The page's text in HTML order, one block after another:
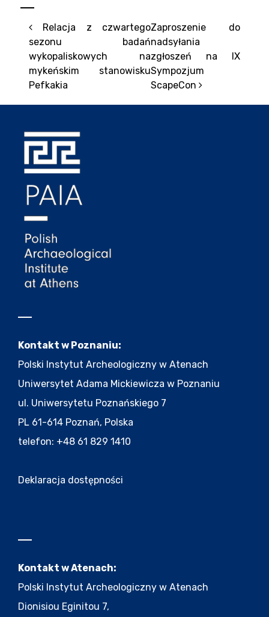
Nawigacja po artykułach
Relacja z czwartego
sezonu badań
wykopaliskowych na
mykeńskim stanowisku
Pefkakia
Zaproszenie do
nadsyłania
zgłoszeń na IX
Sympozjum
ScapeCon
Kontakt w Poznaniu:
Polski Instytut Archeologiczny w Atenach
Uniwersytet Adama Mickiewicza w Poznaniu
ul. Uniwersytetu Poznańskiego 7
PL 61-614 Poznań, Polska
telefon: +48 61 829 1410
Deklaracja dostępności
Kontakt w Atenach:
Polski Instytut Archeologiczny w Atenach
Dionisiou Eginitou 7,